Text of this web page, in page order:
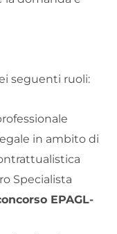
seguenti ruoli:
in ambito di
Specialista
EPAGL-